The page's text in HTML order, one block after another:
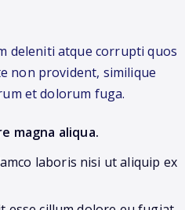
deleniti atque corrupti quos
non provident, similique
et dolorum fuga.
magna aliqua.
laboris nisi ut aliquip ex